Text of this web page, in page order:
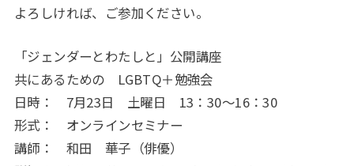
よろしければ、ご参加ください。
「ジェンダーとわたしと」公開講座
共にあるための LGBTQ＋勉強会
日時： 7月23日 土曜日 13：30～16：30
形式： オンラインセミナー
講師： 和田 華子（俳優）